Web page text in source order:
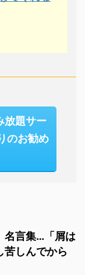
放題サー
のお勧め
名言集…「屑は
苦しんでから